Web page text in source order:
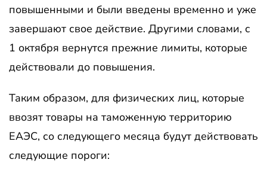
повышенными и были введены временно и уже
завершают свое действие. Другими словами, с
1 октября вернутся прежние лимиты, которые
действовали до повышения.
Таким образом, для физических лиц, которые
ввозят товары на таможенную территорию
ЕАЭС, со следующего месяца будут действовать
следующие пороги: